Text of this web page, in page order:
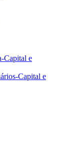
Capital e
Capital e